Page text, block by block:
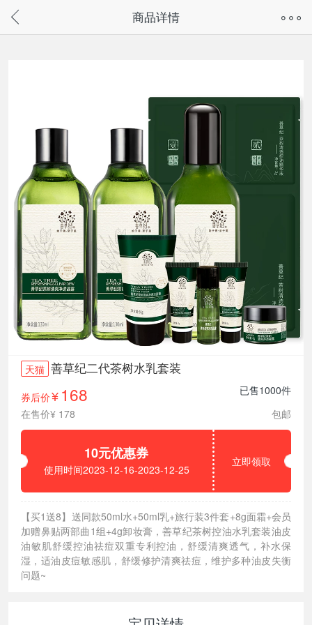
请通过微信或支付宝搜“奇兔客小程序”访问
商品详情
天猫 善草纪二代茶树水乳套装
券后价¥ 168
已售1000件
在售价¥ 178
包邮
10元优惠券
使用时间2023-12-16-2023-12-25
立即领取
【买1送8】送同款50ml水+50ml乳+旅行装3件套+8g面霜+会员
加赠鼻贴两部曲1组+4g卸妆膏，善草纪茶树控油水乳套装油皮
油敏肌舒缓控油祛痘双重专利控油，舒缓清爽透气，补水保
湿，适油皮痘敏感肌，舒缓修护清爽祛痘，维护多种油皮失衡
问题~